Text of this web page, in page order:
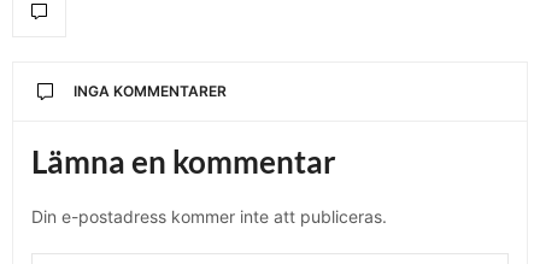
INGA KOMMENTARER
Lämna en kommentar
Din e-postadress kommer inte att publiceras.